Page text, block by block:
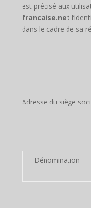
est précisé aux
francaise.net
dans le cadre de sa
Adresse du siège
Dénomination